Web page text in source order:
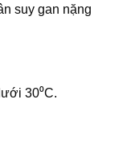
suy gan nặng
30⁰C.